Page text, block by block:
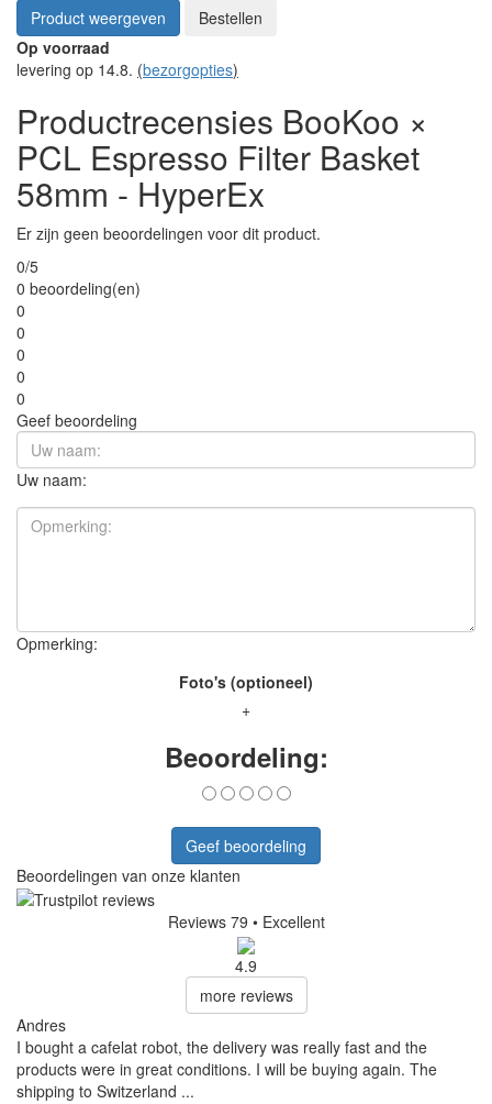
Product weergeven
Bestellen
Op voorraad
levering op 14.8. (bezorgopties)
Productrecensies BooKoo ×
PCL Espresso Filter Basket
58mm - HyperEx
Er zijn geen beoordelingen voor dit product.
0/5
0 beoordeling(en)
0
0
0
0
0
Geef beoordeling
Uw naam:
Opmerking:
Foto's (optioneel)
+
Beoordeling:
Geef beoordeling
Beoordelingen van onze klanten
Reviews 79 • Excellent
4.9
more reviews
Andres
I bought a cafelat robot, the delivery was really fast and the
products were in great conditions. I will be buying again. The
shipping to Switzerland ...